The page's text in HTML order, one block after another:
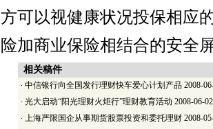
方可以视健康状况投保相应
险加商业保险相结合的安全
相关稿件
· 中信银行向全国发行理财快车爱心计划产品 2008-
· 光大启动“阳光理财火炬行”理财教育活动 2008-06-02
· 上海严限国企从事期货股票投资和委托理财 2008-